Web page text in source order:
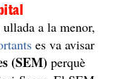
a la menor,
es va avisar
(SEM) perquè